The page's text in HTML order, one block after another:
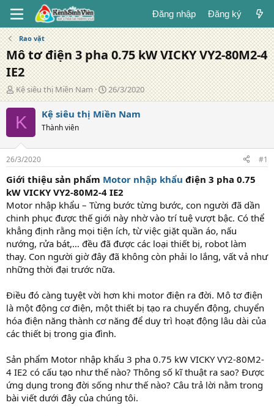
Đăng nhập Đăng ký
Rao vặt
Mô tơ điện 3 pha 0.75 kW VICKY VY2-80M2-4
IE2
T
á
c
g
ả
Kệ siêu thị Miền Nam
N
g
à
g
26/3/2020
K Kệ siêu thị Miền Nam
Thành viên
26/3/2020 #1
Giới thiệu sản phẩm Motor nhập khẩu điện 3 pha 0.75
kW VICKY VY2-80M2-4 IE2
Motor nhập khẩu – Từng bước từng bước, con người đã dần
chinh phục được thế giới này nhờ vào trí tuệ vượt bậc. Có thể
khẳng định rằng mọi tiện ích, từ việc giặt quần áo, nấu
nướng, rửa bát,… đều đã được các loại thiết bị, robot làm
thay. Con người giờ đây đã không còn phải lo lắng, vất vả như
những thời đại trước nữa.
Điều đó càng tuyệt vời hơn khi motor điện ra đời. Mô tơ điện
là một động cơ điện, một thiết bị tạo ra chuyển động, chuyển
hóa điện năng thành cơ năng để duy trì hoạt động lâu dài của
các thiết bị trong gia đình.
Sản phẩm Motor nhập khẩu 3 pha 0.75 kW VICKY VY2-80M2-
4 IE2 có cấu tạo như thế nào? Thông số kĩ thuật ra sao? Được
ứng dụng trong đời sống như thế nào? Câu trả lời nằm trong
bài viết dưới đây của chúng tôi.